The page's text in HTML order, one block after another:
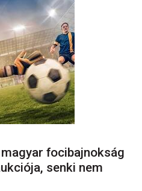
focibajnokság
senki nem